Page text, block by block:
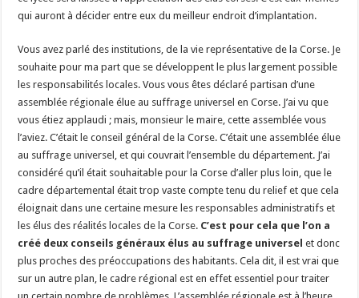
qui auront à décider entre eux du meilleur endroit d’implantation.
Vous avez parlé des institutions, de la vie représentative de la Corse. Je
souhaite pour ma part que se développent le plus largement possible
les responsabilités locales. Vous vous êtes déclaré partisan d’une
assemblée régionale élue au suffrage universel en Corse. J’ai vu que
vous étiez applaudi ; mais, monsieur le maire, cette assemblée vous
l’aviez. C’était le conseil général de la Corse. C’était une assemblée élue
au suffrage universel, et qui couvrait l’ensemble du département. J’ai
considéré qu’il était souhaitable pour la Corse d’aller plus loin, que le
cadre départemental était trop vaste compte tenu du relief et que cela
éloignait dans une certaine mesure les responsables administratifs et
les élus des réalités locales de la Corse. C’est pour cela que l’on a
créé deux conseils généraux élus au suffrage universel et donc
plus proches des préoccupations des habitants. Cela dit, il est vrai que
sur un autre plan, le cadre régional est en effet essentiel pour traiter